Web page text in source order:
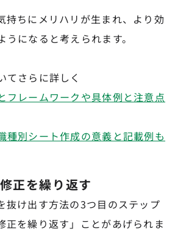
持ちにメリハリが生まれ、より効
になると考えられます。
さらに詳しく
フレームワークや具体例と注意点
種別シート作成の意義と記載例も
正を繰り返す
抜け出す方法の3つ目のステップ
正を繰り返す」ことがあげられま